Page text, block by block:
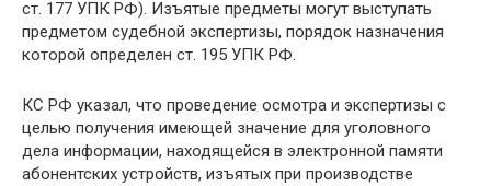
ст. 177 УПК РФ). Изъятые предметы могут выступать
предметом судебной экспертизы, порядок назначения
которой определен ст. 195 УПК РФ.
КС РФ указал, что проведение осмотра и экспертизы с
целью получения имеющей значение для уголовного
дела информации, находящейся в электронной памяти
абонентских устройств, изъятых при производстве